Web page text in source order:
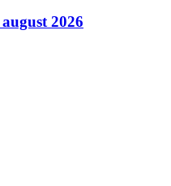
2026